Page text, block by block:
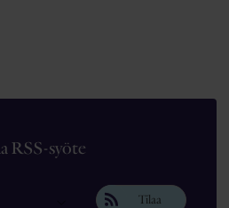
RSS-syöte
Tilaa